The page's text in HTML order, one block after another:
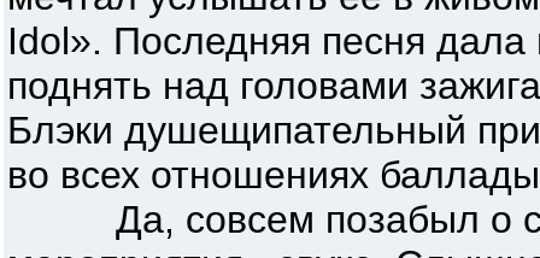
Idol». Последняя песня дала
поднять над головами
Блэки душещипательный
во всех отношениях
Да, совсем позабыл о